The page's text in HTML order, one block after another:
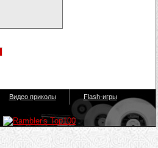
Видео приколы Flash-игры